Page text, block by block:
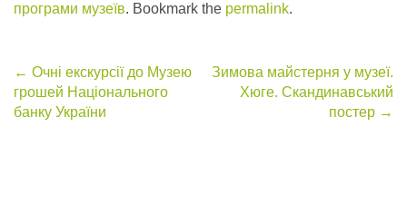
програми музеїв. Bookmark the permalink.
Post
navigation
← Очні екскурсії до Музею
грошей Національного
банку України
Зимова майстерня у музеї.
Хюге. Скандинавський
постер →